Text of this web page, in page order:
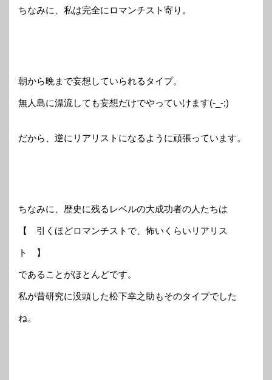
ちなみに、私は完全にロマンチスト寄り。
朝から晩まで妄想していられるタイプ。
無人島に漂流しても妄想だけでやっていけます(-_-;)
だから、逆にリアリストになるように頑張っています。
ちなみに、歴史に残るレベルの大成功者の人たちは
【 引くほどロマンチストで、怖いくらいリアリス
ト 】
であることがほとんどです。
私が昔研究に没頭した松下幸之助もそのタイプでした
ね。